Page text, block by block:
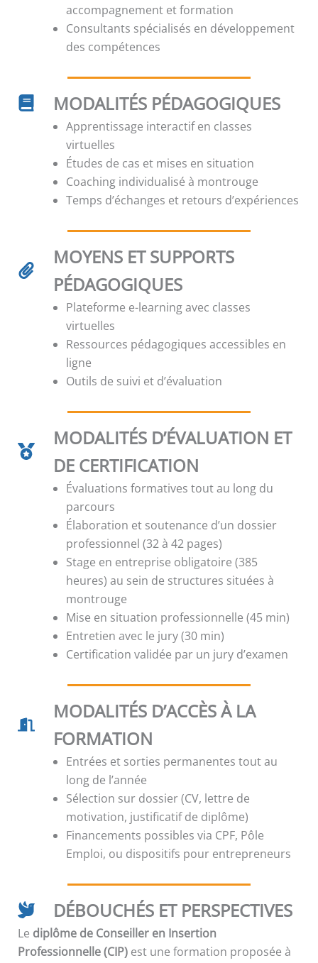
accompagnement et formation
Consultants spécialisés en développement
des compétences
MODALITÉS PÉDAGOGIQUES
Apprentissage interactif en classes
virtuelles
Études de cas et mises en situation
Coaching individualisé à montrouge
Temps d’échanges et retours d’expériences
MOYENS ET SUPPORTS
PÉDAGOGIQUES
Plateforme e-learning avec classes
virtuelles
Ressources pédagogiques accessibles en
ligne
Outils de suivi et d’évaluation
MODALITÉS D’ÉVALUATION ET
DE CERTIFICATION
Évaluations formatives tout au long du
parcours
Élaboration et soutenance d’un dossier
professionnel (32 à 42 pages)
Stage en entreprise obligatoire (385
heures) au sein de structures situées à
montrouge
Mise en situation professionnelle (45 min)
Entretien avec le jury (30 min)
Certification validée par un jury d’examen
MODALITÉS D’ACCÈS À LA
FORMATION
Entrées et sorties permanentes tout au
long de l’année
Sélection sur dossier (CV, lettre de
motivation, justificatif de diplôme)
Financements possibles via CPF, Pôle
Emploi, ou dispositifs pour entrepreneurs
DÉBOUCHÉS ET PERSPECTIVES
Le diplôme de Conseiller en Insertion
Professionnelle (CIP) est une formation proposée à